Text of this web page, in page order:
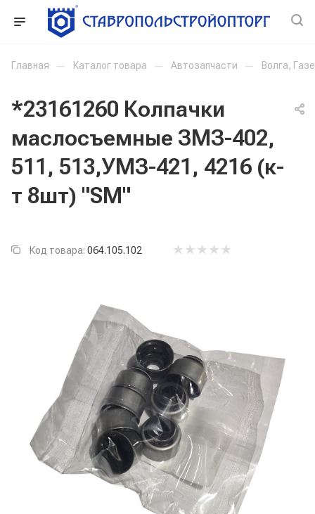
Главная — Каталог товара — Автозапчасти — Волга,
*23161260 Колпачки
маслосъемные ЗМЗ-402,
511, 513,УМЗ-421, 4216 (к-
т 8шт) "SM"
Код товара: 064.105.102